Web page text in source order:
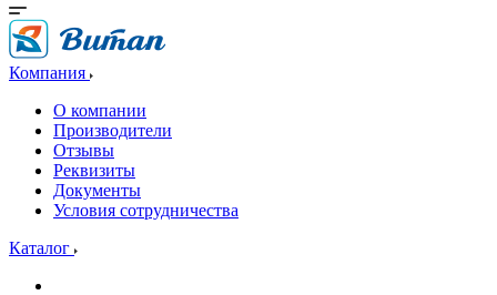
Компания
О компании
Производители
Отзывы
Реквизиты
Документы
Условия сотрудничества
Каталог